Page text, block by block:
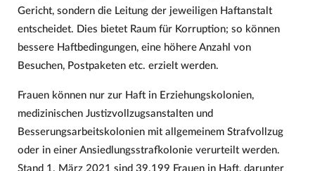
Gericht, sondern die Leitung der jeweiligen Haftanstalt
entscheidet. Dies bietet Raum für Korruption; so können
bessere Haftbedingungen, eine höhere Anzahl von
Besuchen, Postpaketen etc. erzielt werden.
Frauen können nur zur Haft in Erziehungskolonien,
medizinischen Justizvollzugsanstalten und
Besserungsarbeitskolonien mit allgemeinem Strafvollzug
oder in einer Ansiedlungsstrafkolonie verurteilt werden.
Stand 1. März 2021 sind 39.199 Frauen in Haft, darunter